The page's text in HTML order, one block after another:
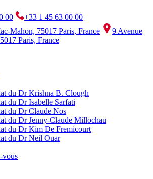
00
+33 1 45 63 00 00
Mahon, 75017 Paris, France
9 Avenue
Paris, France
du Dr Krishna B. Clough
du Dr Isabelle Sarfati
du Dr Claude Nos
du Dr Jenny-Claude Millochau
du Dr Kim De Fremicourt
du Dr Neil Ouar
vous